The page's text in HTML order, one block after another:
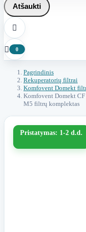
Atšaukti

 0
Pagrindinis
Rekuperatorių filtrai
Komfovent Domekt
Komfovent Domekt
M5 filtrų komplektas
Pristatymas: 1-2 d.d.